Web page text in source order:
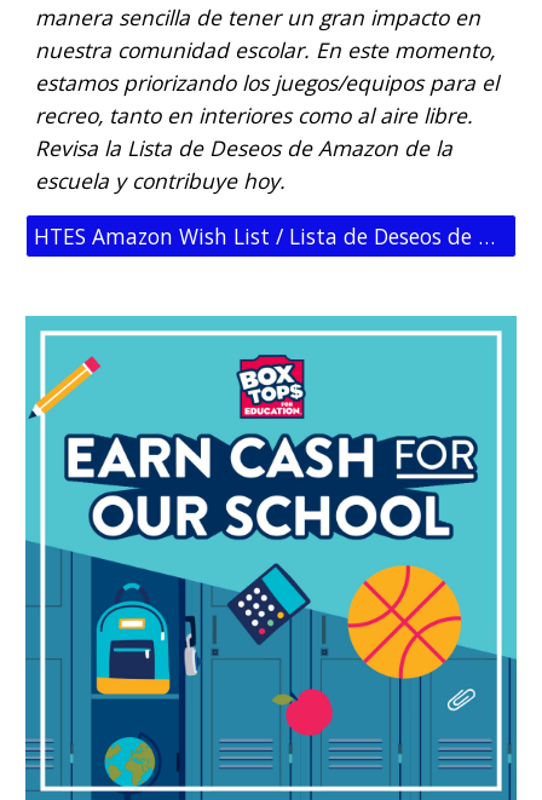
manera sencilla de tener un gran impacto en
nuestra comunidad escolar. En este momento,
estamos priorizando los juegos/equipos para el
recreo, tanto en interiores como al aire libre.
Revisa la Lista de Deseos de Amazon de la
escuela y contribuye hoy.
HTES Amazon Wish List / Lista de Deseos de Amazon de HTES